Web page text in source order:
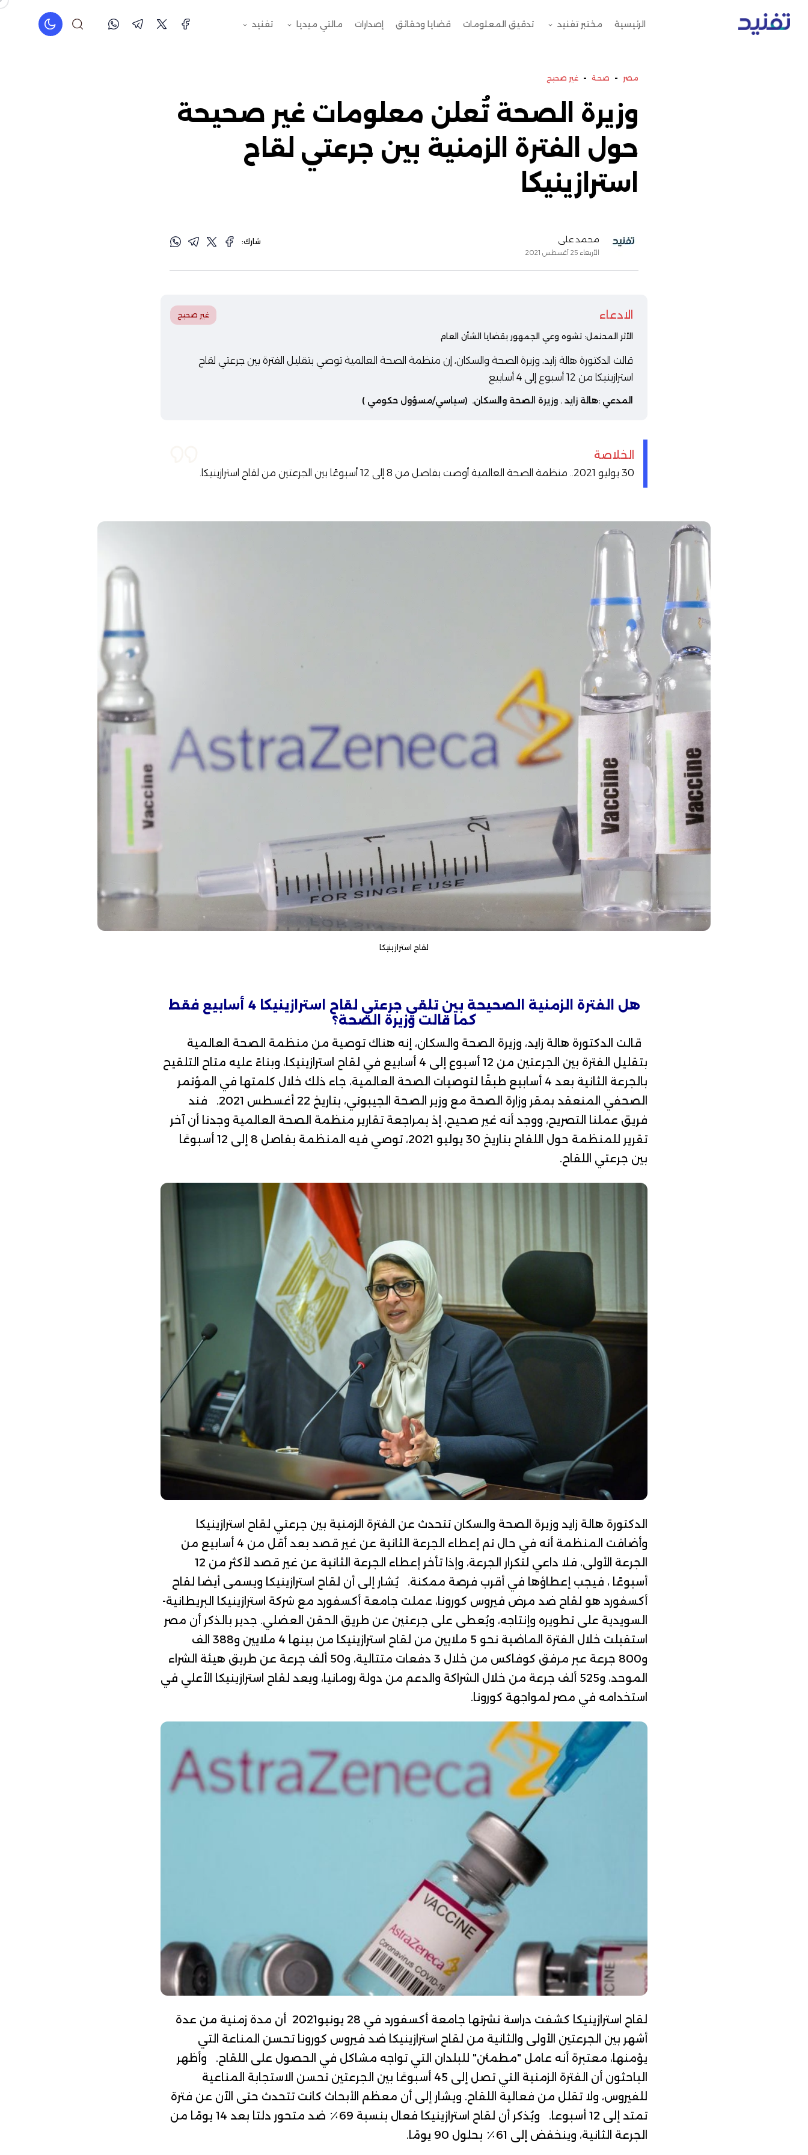
الرئيسية مختبر تفنيد تدقيق المعلومات قضايا وحقائق إصدارات مالتي ميديا تفنيد
مصر - صحة - غير صحيح
وزيرة الصحة تُعلن معلومات غير صحيحة
حول الفترة الزمنية بين جرعتي لقاح
استرازينيكا
محمد علي
الأربعاء 25 أغسطس 2021
شارك:
الادعاء غير صحيح
الأثر المحتمل: تشوه وعي الجمهور بقضايا الشأن العام
قالت الدكتورة هالة زايد، وزيرة الصحة والسكان، إن منظمة الصحة العالمية توصي بتقليل الفترة بين جرعتي لقاح
استرازينيكا من 12 أسبوع إلى 4 أسابيع
المدعي :هالة زايد . وزيرة الصحة والسكان. (سياسي/مسؤول حكومي )
الخلاصة
30 يوليو 2021.. منظمة الصحة العالمية أوصت بفاصل من 8 إلى 12 أسبوعًا بين الجرعتين من لقاح استرازينيكا.
لقاح استرازينيكا
هل الفترة الزمنية الصحيحة بين تلقي جرعتي لقاح استرازينيكا 4 أسابيع فقط
كما قالت وزيرة الصحة؟
قالت الدكتورة هالة زايد، وزيرة الصحة والسكان، إنه هناك توصية من منظمة الصحة العالمية
بتقليل الفترة بين الجرعتين من 12 أسبوع إلى 4 أسابيع في لقاح استرازينيكا، وبناءً عليه متاح التلقيح
بالجرعة الثانية بعد 4 أسابيع طبقًا لتوصيات الصحة العالمية، جاء ذلك خلال كلمتها في المؤتمر
الصحفي المنعقد بمقر وزارة الصحة مع وزير الصحة الجيبوتي، بتاريخ 22 أغسطس 2021. فند
فريق عملنا التصريح، ووجد أنه غير صحيح، إذ بمراجعة تقارير منظمة الصحة العالمية وجدنا أن آخر
تقرير
للمنظمة حول اللقاح بتاريخ 30 يوليو 2021، توصي فيه المنظمة بفاصل 8 إلى 12 أسبوعًا
بين جرعتي اللقاح.
الدكتورة هالة زايد وزيرة الصحة والسكان تتحدث عن الفترة الزمنية بين جرعتي لقاح استرازينيكا
وأضافت المنظمة أنه في حال تم إعطاء الجرعة الثانية عن غير قصد بعد أقل من 4 أسابيع من
الجرعة الأولى، فلا داعي لتكرار الجرعة، وإذا تأخر إعطاء الجرعة الثانية عن غير قصد لأكثر من 12
أسبوعًا ، فيجب إعطاؤها في أقرب فرصة ممكنة. يُشار إلى أن لقاح استرازينيكا ويسمى أيضا لقاح
أكسفورد هو لقاح ضد مرض فيروس كورونا، عملت جامعة أكسفورد مع شركة استرازينيكا
البريطانية-
السويدية على تطويره وإنتاجه، ويُعطى على جرعتين عن طريق الحقن العضلي. جدير بالذكر أن مصر
استقبلت خلال الفترة الماضية نحو 5 ملايين من لقاح استرازينيكا من بينها 4 ملايين و388 الف
و800 جرعة عبر مرفق كوفاكس من خلال 3 دفعات متتالية، و50 ألف جرعة عن طريق هيئة الشراء
الموحد، و525 ألف جرعة من خلال الشراكة والدعم من دولة رومانيا، ويعد لقاح استرازينيكا الأعلي في
استخدامه في مصر لمواجهة كورونا.
لقاح استرازينيكا كشفت دراسة نشرتها جامعة أكسفورد في 28 يونيو2021 أن مدة زمنية من عدة
أشهر بين الجرعتين الأولى والثانية من لقاح استرازينيكا ضد فيروس كورونا تحسن المناعة التي
يؤمنها، معتبرة أنه عامل "مطمئن" للبلدان التي تواجه مشاكل في الحصول على اللقاح. وأظهر
الباحثون أن الفترة الزمنية التي تصل إلى 45 أسبوعًا بين الجرعتين تحسن الاستجابة المناعية
للفيروس، ولا تقلل من فعالية اللقاح. ويشار إلى أن معظم الأبحاث كانت تتحدث حتى الآن عن فترة
تمتد إلى 12 أسبوعا. ويُذكر أن لقاح استرازينيكا فعال بنسبة 69٪ ضد متحور دلتا بعد 14 يومًا من
الجرعة الثانية، وينخفض إلى 61٪ بحلول 90 يومًا.